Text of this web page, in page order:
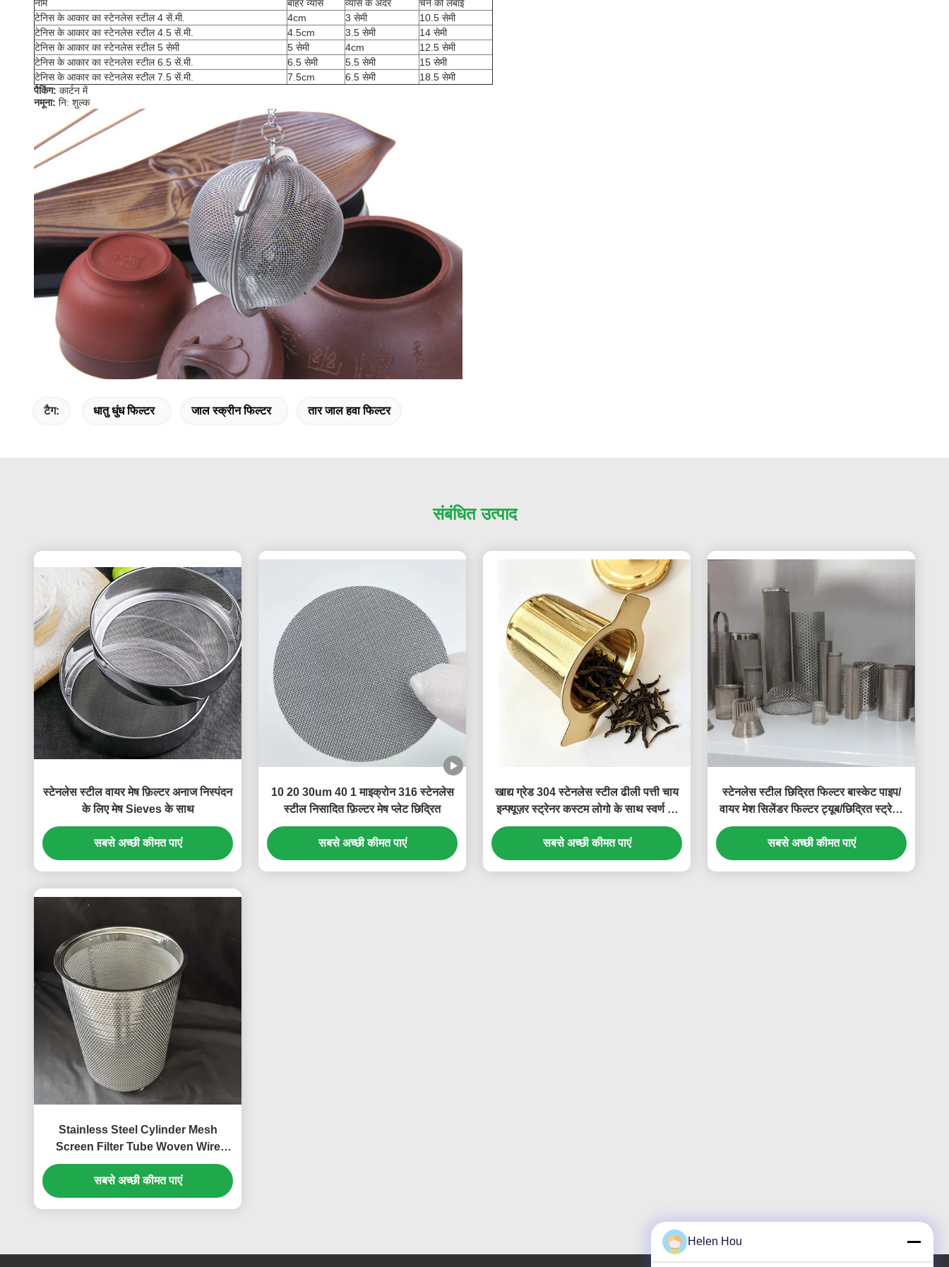
नाम
बाहर व्यास व्यास के अंदर
चेन की लंबाई
टेनिस के आकार का स्टेनलेस स्टील 4 सें.मी.
4cm 3 सेमी
10.5 सेमी
टेनिस के आकार का स्टेनलेस स्टील 4.5 सें.मी.
4.5cm 3.5 सेमी
14 सेमी
टेनिस के आकार का स्टेनलेस स्टील 5 सेमी
5 सेमी 4cm
12.5 सेमी
टेनिस के आकार का स्टेनलेस स्टील 6.5 सें.मी.
6.5 सेमी 5.5 सेमी
15 सेमी
टेनिस के आकार का स्टेनलेस स्टील 7.5 सें.मी.
7.5cm 6.5 सेमी
18.5 सेमी
पैकिंग: कार्टन में
नमूना: नि: शुल्क
टैग: धातु धुंध फिल्टर जाल स्क्रीन फिल्टर तार जाल हवा फिल्टर
संबंधित उत्पाद
स्टेनलेस स्टील वायर मेष फ़िल्टर अनाज निस्पंदन
के लिए मेष Sieves के साथ
सबसे अच्छी कीमत पाएं
10 20 30um 40 1 माइक्रोन 316 स्टेनलेस
स्टील निसादित फ़िल्टर मेष प्लेट छिद्रित
सबसे अच्छी कीमत पाएं
खाद्य ग्रेड 304 स्टेनलेस स्टील ढीली पत्ती चाय
इन्फ्यूज़र स्ट्रेनर कस्टम लोगो के साथ स्वर्ण रंग
और इलेक्ट्रोलाइटिक पॉलिशिंग
सबसे अच्छी कीमत पाएं
स्टेनलेस स्टील छिद्रित फिल्टर बास्केट पाइप/
वायर मेश सिलेंडर फिल्टर ट्यूब/छिद्रित स्ट्रेनर
बास्केट
सबसे अच्छी कीमत पाएं
Stainless Steel Cylinder Mesh
Screen Filter Tube Woven Wire
Mesh Strainer Round Perforated
Filter Basket
सबसे अच्छी कीमत पाएं
Helen Hou